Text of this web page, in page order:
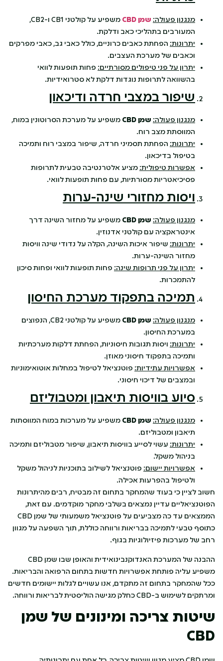
מנגנון פעולה: שמן CBD
משפיע על קולטני CB1 ו-CB2,
המעורבים בתהליכי כאב ודלקת.
יתרונות: הפחתת כאבים כרוניים, כולל כאבי גב, כאבי מפרקים
וכאבים של מערכת העצבים.
יתרון על פני טיפולים מסורתיים: פחות תופעות לוואי
בהשוואה לתרופות נוגדות דלקת לא סטרואידיות.
שיפור במצבי חרדה ודיכאון
מנגנון פעולה: שמן CBD משפיע על מערכת הסרוטונין במוח,
המווסתת מצב רוח.
יתרונות: הפחתת תסמיני חרדה, שיפור במצבי רוח ותמיכה
בטיפול בדיכאון.
אפשרות טיפולית: מציע אלטרנטיבה טבעית לתרופות
פסיכיאטריות מסורתיות, עם פחות תופעות לוואי.
ויסות מחזורי שינה-ערות
מנגנון פעולה: שמן CBD משפיע על מחזור השינה דרך
אינטראקציה עם קולטני אדנוזין.
יתרונות: שיפור איכות השינה, הקלה על נדודי שינה וויסות
מחזור השינה-ערות.
יתרון על פני תרופות שינה: פחות תופעות לוואי ופחות סיכון
להתמכרות.
תמיכה בתפקוד מערכת החיסון
מנגנון פעולה: שמן CBD
משפיע על קולטני CB2, הנפוצים
במערכת החיסון.
יתרונות: ויסות תגובות חיסוניות, הפחתת דלקות מערכתיות
ותמיכה בתפקוד חיסוני מאוזן.
אפשרויות עתידיות: פוטנציאל לטיפול במחלות אוטואימוניות
ובמצבים של דיכוי חיסוני.
סיוע בוויסות תיאבון ומטבוליזם
מנגנון פעולה: שמן CBD משפיע על מערכות במוח המווסתות
תיאבון ומטבוליזם.
יתרונות: עשוי לסייע בוויסות תיאבון, שיפור מטבוליזם ותמיכה
בניהול משקל.
אפשרויות יישום: פוטנציאל לשילוב בתוכניות לניהול משקל
ולטיפול בהפרעות אכילה.
חשוב לציין כי בעוד שהמחקר בתחום זה מבטיח, רבים מהיתרונות
הפוטנציאליים עדיין נמצאים בשלבי מחקר מוקדמים. עם זאת,
הממצאים עד כה מצביעים על פוטנציאל משמעותי של שמן CBD
כתוסף טבעי לתמיכה בבריאות ורווחה כוללת, תוך השפעה על מגוון
רחב של מערכות פיזיולוגיות בגוף.
ההבנה של המערכת האנדוקנבינואידית והאופן שבו שמן CBD
משפיע עליה פותחת אפשרויות חדשות בתחום הרפואה והבריאות.
ככל שהמחקר בתחום זה מתקדם, אנו עשויים לגלות יישומים חדשים
ומרתקים לשימוש ב-CBD כחלק מגישה הוליסטית לבריאות ורווחה.
שיטות צריכה ומינונים של שמן
CBD